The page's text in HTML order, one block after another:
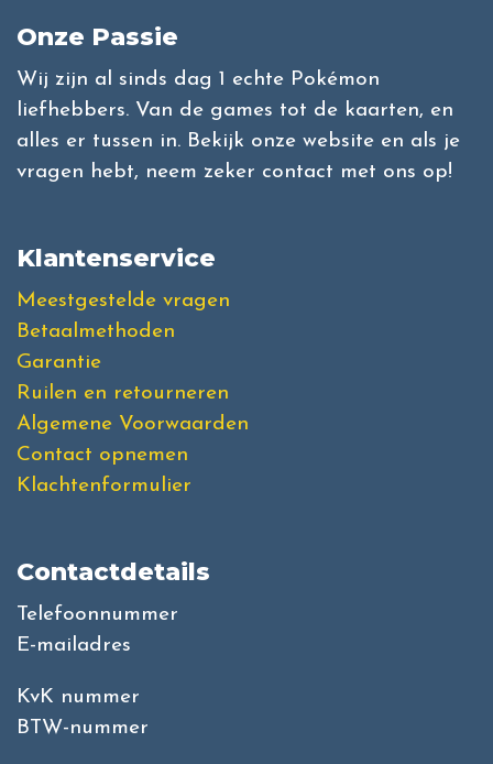
Onze Passie
Wij zijn al sinds dag 1 echte Pokémon
liefhebbers. Van de games tot de kaarten, en
alles er tussen in. Bekijk onze website en als je
vragen hebt, neem zeker contact met ons op!
Klantenservice
Meestgestelde vragen
Betaalmethoden
Garantie
Ruilen en retourneren
Algemene Voorwaarden
Contact opnemen
Klachtenformulier
Contactdetails
Telefoonnummer
E-mailadres
KvK nummer
BTW-nummer